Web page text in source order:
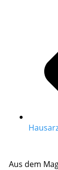
Aus dem